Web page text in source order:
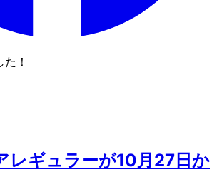
！
レギュラーが10月27日か